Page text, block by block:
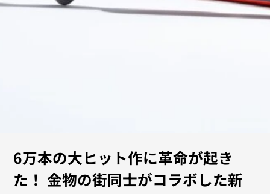
6万本の大ヒット作に革命が起き
た！ 金物の街同士がコラボした新